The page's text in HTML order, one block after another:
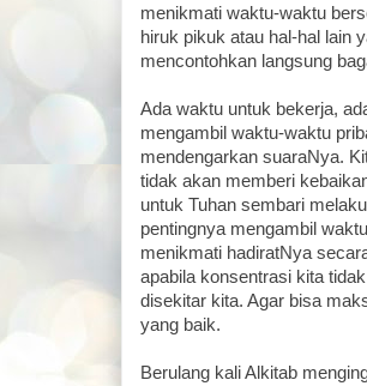
menikmati waktu-waktu
hiruk pikuk atau hal-hal lain
mencontohkan langsung
Ada waktu untuk bekerja,
mengambil waktu-waktu
mendengarkan suaraNya.
tidak akan memberi
untuk Tuhan sembari
pentingnya mengambil
menikmati hadiratNya
apabila konsentrasi kita
disekitar kita. Agar bisa
yang baik.
Berulang kali Alkitab